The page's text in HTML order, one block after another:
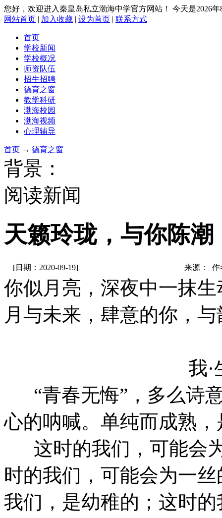
您好，欢迎进入秦皇岛私立渤海中学官方网站！ 今天是2026
网站首页 | 加入收藏 | 设为首页 | 联系方式
首页
学校新闻
学校概况
师资队伍
招生招聘
德育之窗
教学科研
渤海校园
渤海视频
心理辅导
首页 → 德育之窗
背景：
阅读新闻
天籁玲珑，与你陈潮
[日期：2020-09-19] 来源： 作
你似月亮，深夜中一抹
月与未来，肆意的你，
我·
“青春无悔”，多么诗
心的呐喊。单纯而成熟
这时的我们，可能会
时的我们，可能会为一
我们，是幼稚的；这时